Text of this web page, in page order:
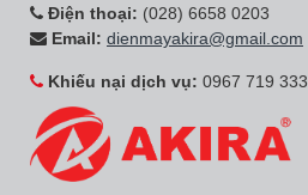
Điện thoại: (028) 6658 0203
Email: dienmayakira@gmail.com
Khiếu nại dịch vụ: 0967 719 333